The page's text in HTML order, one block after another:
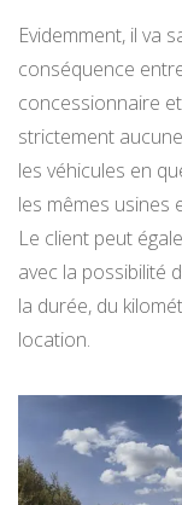
Evidemment, il va
conséquence
concessionnaire
strictement
les véhicules en
les mêmes usines
Le client peut
avec la possibilité
la durée, du
location.